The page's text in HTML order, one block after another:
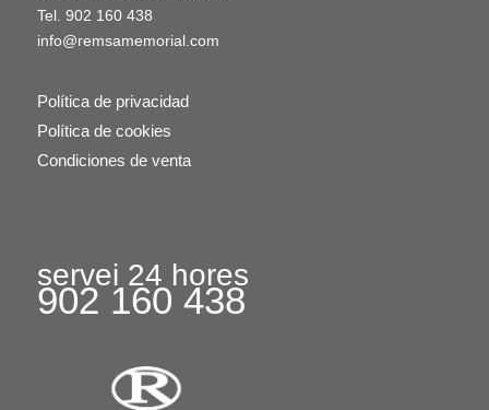
Tel. 902 160 438
info@remsamemorial.com
Política de privacidad
Política de cookies
Condiciones de venta
servei 24 hores
902 160 438